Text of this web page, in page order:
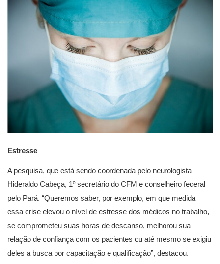
Estresse
A pesquisa, que está sendo coordenada pelo neurologista
Hideraldo Cabeça, 1º secretário do CFM e conselheiro federal
pelo Pará. “Queremos saber, por exemplo, em que medida
essa crise elevou o nível de estresse dos médicos no trabalho,
se comprometeu suas horas de descanso, melhorou sua
relação de confiança com os pacientes ou até mesmo se exigiu
deles a busca por capacitação e qualificação”, destacou.